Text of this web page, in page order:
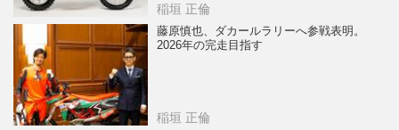
稲垣 正倫
藤原慎也、ダカールラリーへ参戦表明。
2026年の完走目指す
稲垣 正倫